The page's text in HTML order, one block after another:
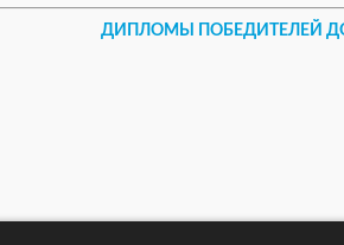
ДИПЛОМЫ ПОБЕДИТЕЛЕЙ